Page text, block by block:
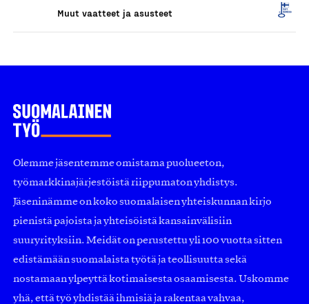
Muut vaatteet ja asusteet
Olemme jäsentemme omistama puolueeton,
työmarkkinajärjestöistä riippumaton yhdistys.
Jäseninämme on koko suomalaisen yhteiskunnan kirjo
pienistä pajoista ja yhteisöistä kansainvälisiin
suuryrityksiin. Meidät on perustettu yli 100 vuotta sitten
edistämään suomalaista työtä ja teollisuutta sekä
nostamaan ylpeyttä kotimaisesta osaamisesta. Uskomme
yhä, että työ yhdistää ihmisiä ja rakentaa vahvaa,